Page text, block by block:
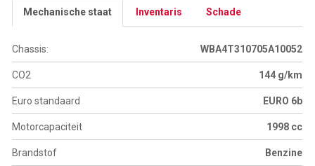
Mechanische staat Inventaris Schade
Chassis: WBA4T310705A10052
CO2 144 g/km
Euro standaard EURO 6b
Motorcapaciteit 1998 cc
Brandstof Benzine